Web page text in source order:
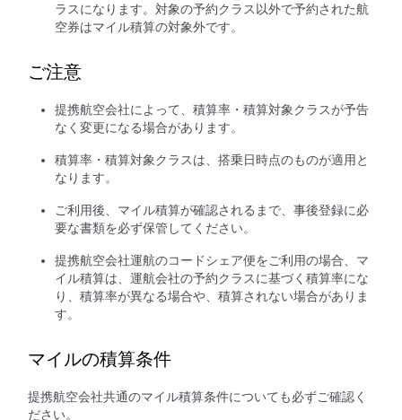
ラスになります。対象の予約クラス以外で予約された航
空券はマイル積算の対象外です。
ご注意
提携航空会社によって、積算率・積算対象クラスが予告
なく変更になる場合があります。
積算率・積算対象クラスは、搭乗日時点のものが適用と
なります。
ご利用後、マイル積算が確認されるまで、事後登録に必
要な書類を必ず保管してください。
提携航空会社運航のコードシェア便をご利用の場合、マ
イル積算は、運航会社の予約クラスに基づく積算率にな
り、積算率が異なる場合や、積算されない場合がありま
す。
マイルの積算条件
提携航空会社共通のマイル積算条件についても必ずご確認く
ださい。